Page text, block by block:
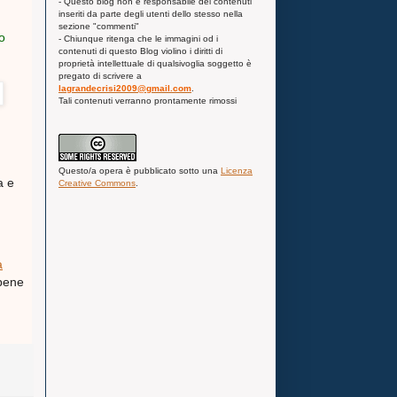
e
inseriti da parte degli utenti dello stesso nella
sezione "commenti"
- Chiunque ritenga che le immagini od i
contenuti di questo Blog violino i diritti di
proprietà intellettuale di qualsivoglia soggetto è
pregato di scrivere a
lagrandecrisi2009@gmail.com
Tali contenuti verranno prontamente rimossi
Questo/a opera è pubblicato sotto una Licenza
Creative Commons